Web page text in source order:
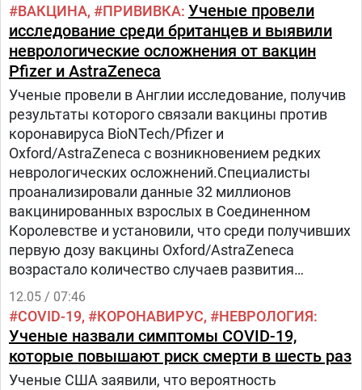
ВАКЦИНА ПРИВИВКА Ученые провели
исследование среди британцев и выявили
неврологические осложнения от вакцин
Pfizer и AstraZeneca
Ученые провели в Англии исследование, получив
результаты которого связали вакцины против
коронавируса BioNTech/Pfizer и
Oxford/AstraZeneca с возникновением редких
неврологических осложнений.Специалисты
проанализировали данные 32 миллионов
вакцинированных взрослых в Соединенном
Королевстве и установили, что среди получивших
первую дозу вакцины Oxford/AstraZeneca
возрастало количество случаев развития
синдрома Гийена-Барре – плюс 38 человек к
обычному показателю заболеваемости на 10
миллионов
12.05 / 07:46
COVID-19 КОРОНАВИРУС НЕВРОЛОГИЯ
Ученые назвали симптомы COVID-19,
которые повышают риск смерти в шесть раз
Ученые США заявили, что вероятность